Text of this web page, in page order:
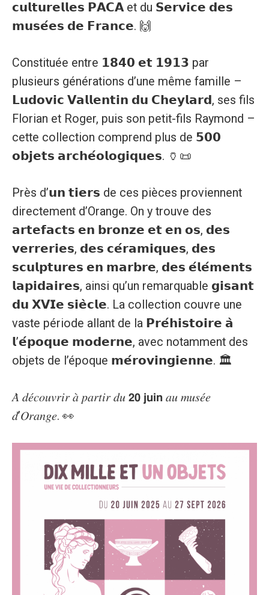
𝗰𝘂𝗹𝘁𝘂𝗿𝗲𝗹𝗹𝗲𝘀 𝗣𝗔𝗖𝗔 et du 𝗦𝗲𝗿𝘃𝗶𝗰𝗲 𝗱𝗲𝘀
𝗺𝘂𝘀𝗲́𝗲𝘀 𝗱𝗲 𝗙𝗿𝗮𝗻𝗰𝗲. 🙌
Constituée entre 𝟭𝟴𝟰𝟬 𝗲𝘁 𝟭𝟵𝟭𝟯 par
plusieurs générations d’une même famille –
𝗟𝘂𝗱𝗼𝘃𝗶𝗰 𝗩𝗮𝗹𝗹𝗲𝗻𝘁𝗶𝗻 𝗱𝘂 𝗖𝗵𝗲𝘆𝗹𝗮𝗿𝗱, ses fils
Florian et Roger, puis son petit-fils Raymond –
cette collection comprend plus de 𝟱𝟬𝟬
𝗼𝗯𝗷𝗲𝘁𝘀 𝗮𝗿𝗰𝗵𝗲́𝗼𝗹𝗼𝗴𝗶𝗾𝘂𝗲𝘀. 🏺📜
Près d’𝘂𝗻 𝘁𝗶𝗲𝗿𝘀 de ces pièces proviennent
directement d’Orange. On y trouve des
𝗮𝗿𝘁𝗲𝗳𝗮𝗰𝘁𝘀 𝗲𝗻 𝗯𝗿𝗼𝗻𝘇𝗲 𝗲𝘁 𝗲𝗻 𝗼𝘀, 𝗱𝗲𝘀
𝘃𝗲𝗿𝗿𝗲𝗿𝗶𝗲𝘀, 𝗱𝗲𝘀 𝗰𝗲́𝗿𝗮𝗺𝗶𝗾𝘂𝗲𝘀, 𝗱𝗲𝘀
𝘀𝗰𝘂𝗹𝗽𝘁𝘂𝗿𝗲𝘀 𝗲𝗻 𝗺𝗮𝗿𝗯𝗿𝗲, 𝗱𝗲𝘀 𝗲́𝗹𝗲́𝗺𝗲𝗻𝘁𝘀
𝗹𝗮𝗽𝗶𝗱𝗮𝗶𝗿𝗲𝘀, ainsi qu’un remarquable 𝗴𝗶𝘀𝗮𝗻𝘁
𝗱𝘂 𝗫𝗩𝗜𝗲 𝘀𝗶𝗲̀𝗰𝗹𝗲. La collection couvre une
vaste période allant de la 𝗣𝗿𝗲́𝗵𝗶𝘀𝘁𝗼𝗶𝗿𝗲 𝗮̀
𝗹’𝗲́𝗽𝗼𝗾𝘂𝗲 𝗺𝗼𝗱𝗲𝗿𝗻𝗲, avec notamment des
objets de l’époque 𝗺𝗲́𝗿𝗼𝘃𝗶𝗻𝗴𝗶𝗲𝗻𝗻𝗲. 🏛️
𝐴̀ 𝑑𝑒́𝑐𝑜𝑢𝑣𝑟𝑖𝑟 𝑎̀ 𝑝𝑎𝑟𝑡𝑖𝑟 𝑑𝑢 𝟮𝟬 𝗷𝘂𝗶𝗻 𝑎𝑢 𝑚𝑢𝑠𝑒́𝑒
𝑑’𝑂𝑟𝑎𝑛𝑔𝑒. 👀